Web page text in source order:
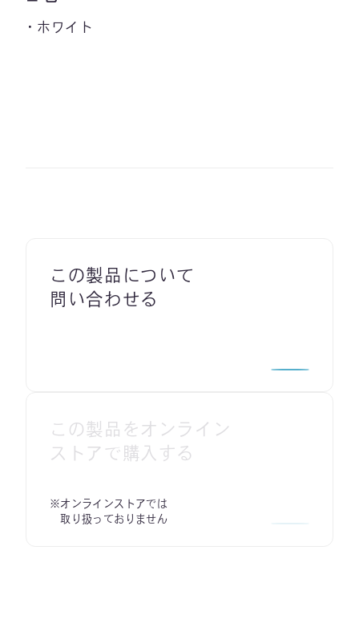
ホワイト
この製品について
問い合わせる
この製品をオンライン
ストアで購入する
※オンラインストアでは
取り扱っておりません